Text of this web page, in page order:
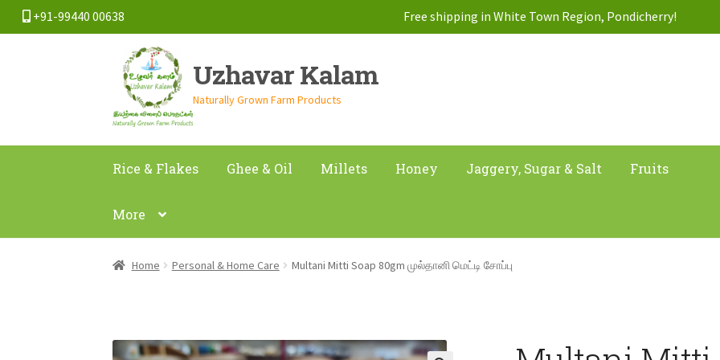
+91-99440 00638 Free shipping in White Town Region, Pondicherry!
Skip
to
navigation
Skip
to
content
Uzhavar Kalam
Naturally Grown Farm Products
Rice & Flakes Ghee & Oil Millets Honey Jaggery, Sugar & Salt Fruits
More
Home Personal & Home Care Multani Mitti Soap 80gm முல்தானி மெட்டி சோப்பு